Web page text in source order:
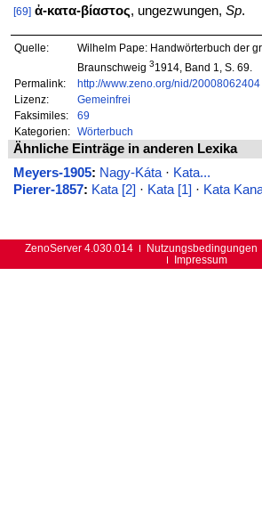
[69] ἀ-κατα-βίαστος, ungezwungen, Sp.
Quelle:
Wilhelm Pape: Handwörterbuch der
Braunschweig 31914, Band 1, S. 69.
Permalink:
http://www.zeno.org/nid/20008062404
Lizenz:
Gemeinfrei
Faksimiles:
69
Kategorien:
Wörterbuch
Ähnliche Einträge in anderen Lexika
Meyers-1905: Nagy-Káta· Kata...
Pierer-1857: Kata [2] · Kata [1] · Kata
ZenoServer 4.030.014 Nutzungsbedingungen
Impressum